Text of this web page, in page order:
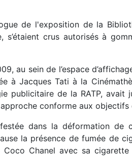
de l'exposition de la
s’étaient crus autorisés à
au sein de l’espace
à Jacques Tati à la
publicitaire de la RATP, avait
conforme aux objectifs
dans la déformation de
la présence de fumée de
Chanel avec sa cigarette